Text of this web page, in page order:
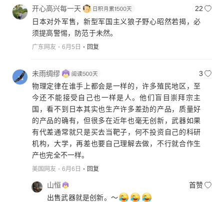
开心高兴每一天
22
日本对外军售，新型军国主义狼子野心昭然若揭，必
须提高警惕，防范于未然。
广东网友 6月5日 回复
未雨绸缪
3
物理定律在谁手上都会是一样的，许多殖民地区，至
今还不能接受自己也一样是人。他们盲目崇拜宗主
国，看不到日本其实也生产许多差劲的产品，质量好
的产品的确有，但很多在近年也毫无创新，武器如果
有代差通常就只是买去当靶子，何不投资自己的科研
机构，大学，再差也要自己理解去做，不行就合作生
产也完全不一样。
美国网友 6月6日 回复
山恒
首赞
出售武器就是创新。～